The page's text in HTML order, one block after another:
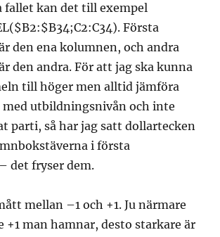
fallet kan det till exempel
Första
den ena kolumnen, och andra
den andra. För att jag ska kunna
till höger men alltid jämföra
utbildningsnivån och inte
parti, så har jag satt dollartecken
i första
det fryser dem.
mellan –1 och +1. Ju närmare
+1 man hamnar, desto starkare är